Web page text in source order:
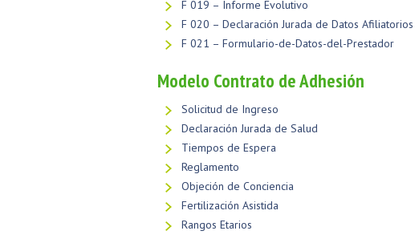
F 019 – Informe Evolutivo
F 020 – Declaración Jurada de Datos Afiliatorios
F 021 – Formulario-de-Datos-del-Prestador
Modelo Contrato de Adhesión
Solicitud de Ingreso
Declaración Jurada de Salud
Tiempos de Espera
Reglamento
Objeción de Conciencia
Fertilización Asistida
Rangos Etarios